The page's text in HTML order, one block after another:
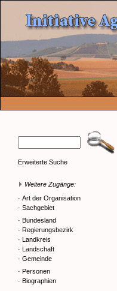
Erweiterte Suche
Weitere Zugänge:
· Art der Organisation
· Sachgebiet
· Bundesland
· Regierungsbezirk
· Landkreis
· Landschaft
· Gemeinde
· Personen
· Biographien